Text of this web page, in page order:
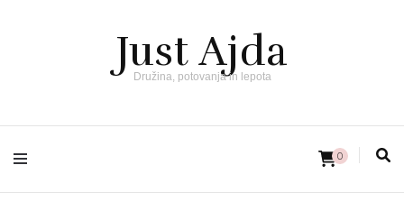
Just Ajda
Družina, potovanja in lepota
0